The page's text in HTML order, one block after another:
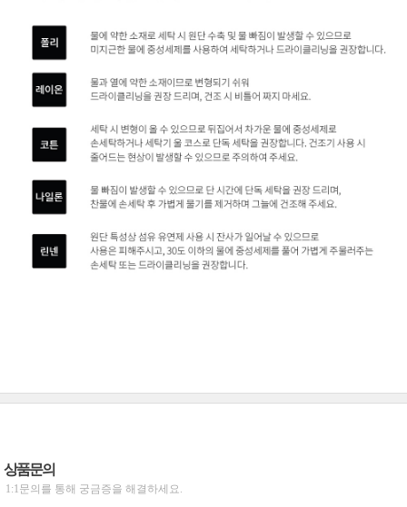
상품문의
1:1문의를 통해 궁금증을 해결하세요.